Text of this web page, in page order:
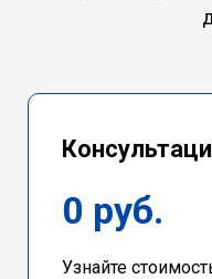
0 руб.
Узнайте